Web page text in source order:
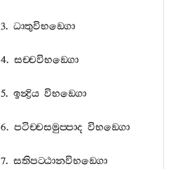
3. ධාතුවිභඞ‍්ගො
4. සච‍්චවිභඞ‍්ගො
5. ඉන්‍ද්‍රිය විභඞ‍්ගො
6. පටිච‍්චසමුප‍්පාද විභඞ‍්ගො
7. සතිපට‍්ඨානවිභඞ‍්ගො